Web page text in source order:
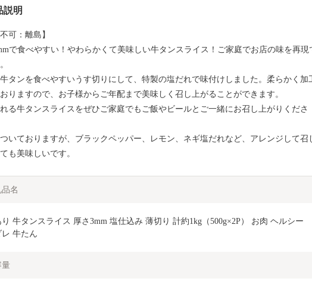
説明
可：離島】
で食べやすい！やわらかくて美味しい牛タンスライス！ご家庭でお店の味を再現
タンを食べやすいうす切りにして、特製の塩だれで味付けしました。柔らかく加
りますので、お子様からご年配まで美味しく召し上がることができます。
る牛タンスライスをぜひご家庭でもご飯やビールとご一緒にお召し上がりくださ
いておりますが、ブラックペッパー、レモン、ネギ塩だれなど、アレンジして召
ても美味しいです。
名
牛タンスライス 厚さ3mm 塩仕込み 薄切り 計約1kg（500g×2P） お肉 ヘルシー
レ 牛たん
量